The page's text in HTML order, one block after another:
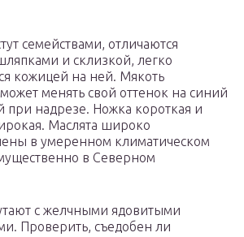
семействами, отличаются
и склизкой, легко
кожицей на ней. Мякоть
менять свой оттенок на синий
при надрезе. Ножка короткая и
Маслята широко
в умеренном климатическом
в Северном
с желчными ядовитыми
Проверить, съедобен ли